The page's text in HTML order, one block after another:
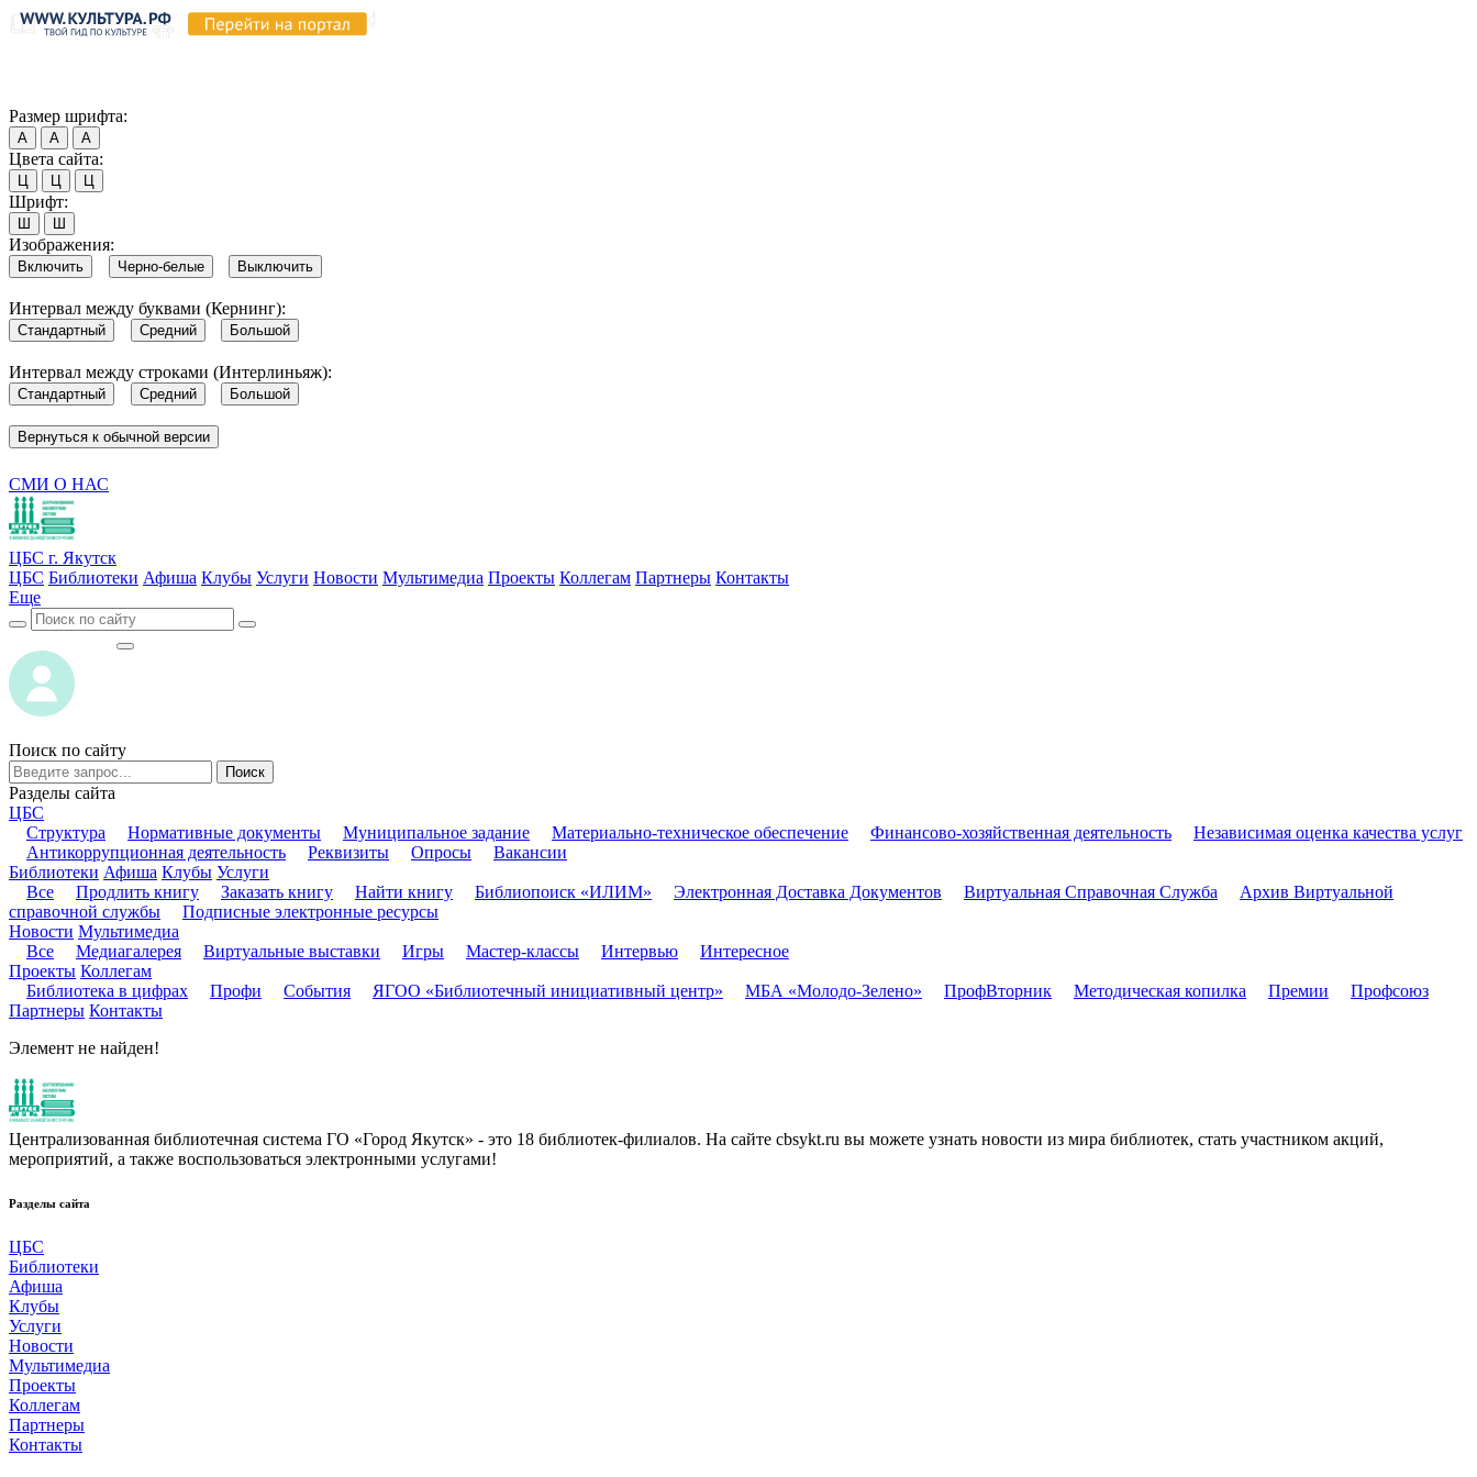
Размер шрифта:
А А А
Цвета сайта:
Ц Ц Ц
Шрифт:
Ш Ш
Изображения:
Включить Черно-белые Выключить
Интервал между буквами (Кернинг):
Стандартный Средний Большой
Интервал между строками (Интерлиньяж):
Стандартный Средний Большой
Вернуться к обычной версии
СМИ О НАС
ЦБС г. Якутск
ЦБС Библиотеки Афиша Клубы Услуги Новости Мультимедиа Проекты Коллегам Партнеры Контакты
Еще
Поиск по сайту
Поиск
Разделы сайта
ЦБС
Структура
Нормативные документы Муниципальное задание Материально-техническое обеспечение Финансово-хозяйственная деятельность
Независимая оценка качества услуг
Антикоррупционная деятельность
Реквизиты Опросы
Вакансии
Библиотеки Афиша Клубы Услуги
Все
Продлить книгу Заказать книгу Найти книгу Библиопоиск «ИЛИМ» Электронная Доставка Документов Виртуальная Справочная Служба
Архив Виртуальной
справочной службы
Подписные электронные ресурсы
Новости Мультимедиа
Все
Медиагалерея Виртуальные выставки Игры Мастер-классы Интервью
Интересное
Проекты Коллегам
Библиотека в цифрах
Профи События ЯГОО «Библиотечный инициативный центр» МБА «Молодо-Зелено» ПрофВторник Методическая копилка Премии
Профсоюз
Партнеры Контакты
Элемент не найден!
Централизованная библиотечная система ГО «Город Якутск» - это 18 библиотек-филиалов. На сайте cbsykt.ru вы можете узнать новости из мира библиотек, стать участником акций,
мероприятий, а также воспользоваться электронными услугами!
Разделы сайта
ЦБС
Библиотеки
Афиша
Клубы
Услуги
Новости
Мультимедиа
Проекты
Коллегам
Партнеры
Контакты